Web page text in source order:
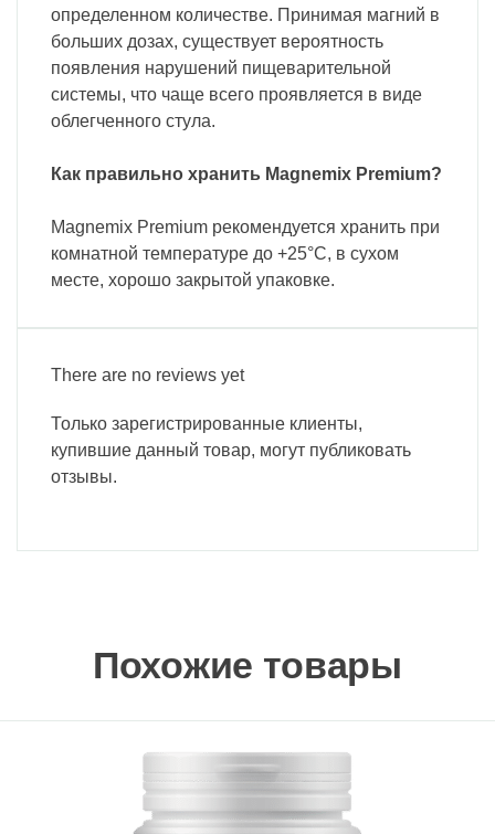
определенном количестве. Принимая магний в
больших дозах, существует вероятность
появления нарушений пищеварительной
системы, что чаще всего проявляется в виде
облегченного стула.
Как правильно хранить Magnemix Premium?
Magnemix Premium рекомендуется хранить при
комнатной температуре до +25°C, в сухом
месте, хорошо закрытой упаковке.
There are no reviews yet
Только зарегистрированные клиенты,
купившие данный товар, могут публиковать
отзывы.
Похожие товары